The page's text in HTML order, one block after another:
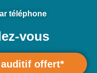
téléphone
vous
offert*